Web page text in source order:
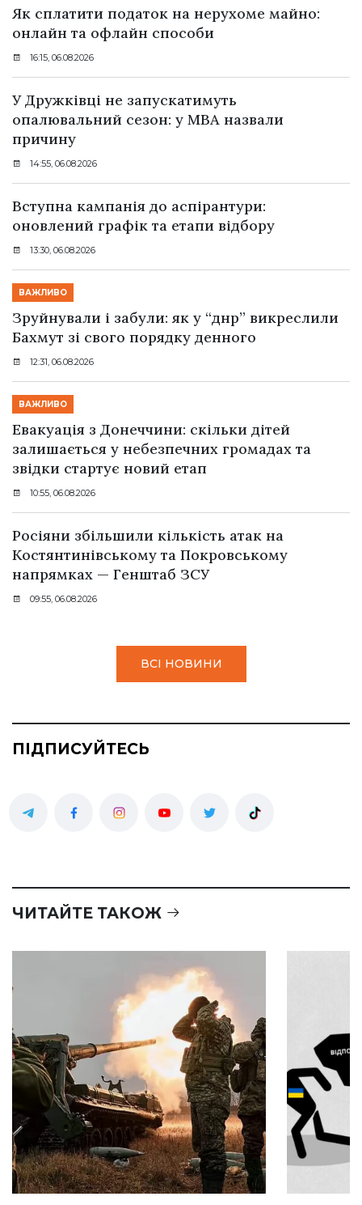
Як сплатити податок на нерухоме майно:
онлайн та офлайн способи
16:15, 06.08.2026
У Дружківці не запускатимуть
опалювальний сезон: у МВА назвали
причину
14:55, 06.08.2026
Вступна кампанія до аспірантури:
оновлений графік та етапи відбору
13:30, 06.08.2026
ВАЖЛИВО
Зруйнували і забули: як у “днр” викреслили
Бахмут зі свого порядку денного
12:31, 06.08.2026
ВАЖЛИВО
Евакуація з Донеччини: скільки дітей
залишається у небезпечних громадах та
звідки стартує новий етап
10:55, 06.08.2026
Росіяни збільшили кількість атак на
Костянтинівському та Покровському
напрямках — Генштаб ЗСУ
09:55, 06.08.2026
ВСІ НОВИНИ
ПІДПИСУЙТЕСЬ
ЧИТАЙТЕ ТАКОЖ